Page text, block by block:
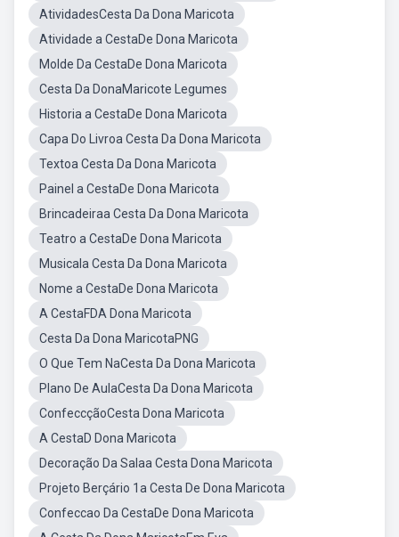
AtividadesCesta Da Dona Maricota
Atividade a CestaDe Dona Maricota
Molde Da CestaDe Dona Maricota
Cesta Da DonaMaricote Legumes
Historia a CestaDe Dona Maricota
Capa Do Livroa Cesta Da Dona Maricota
Textoa Cesta Da Dona Maricota
Painel a CestaDe Dona Maricota
Brincadeiraa Cesta Da Dona Maricota
Teatro a CestaDe Dona Maricota
Musicala Cesta Da Dona Maricota
Nome a CestaDe Dona Maricota
A CestaFDA Dona Maricota
Cesta Da Dona MaricotaPNG
O Que Tem NaCesta Da Dona Maricota
Plano De AulaCesta Da Dona Maricota
ConfeccçãoCesta Dona Maricota
A CestaD Dona Maricota
Decoração Da Salaa Cesta Dona Maricota
Projeto Berçário 1a Cesta De Dona Maricota
Confeccao Da CestaDe Dona Maricota